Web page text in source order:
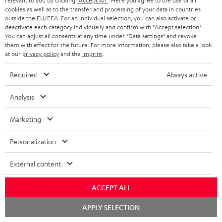
Lieferumfang
CINEBAR 22 Power Edition für Dolby Atmos "5.1-Set"
1 × Soundbar CB 22 – Schwarz
1 × CINEBAR 22 Fernbedienung – Schwarz
2 × AAA-Batterie
1 × T 10 Subwoofer – Schwarz
cookies as well as to the transfer and processing of your data in countries
outside the EU/EEA. For an individual selection, you can also activate or
deactivate each category individually and confirm with "Accept selection"
You can adjust all consents at any time under "Data settings" and revoke
them with effect for the future. For more information, please also take a look
at our privacy policyand the imprint
Required Always active
Analysis
Marketing
Personalization
External content
ACCEPT ALL
APPLY SELECTION